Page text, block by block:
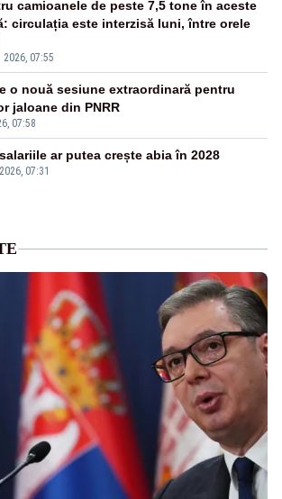
2026, 07:55
camioanele de peste 7,5 tone în aceste
circulația este interzisă luni, între orele
07:58
o nouă sesiune extraordinară pentru
jaloane din PNRR
07:31
ar putea crește abia în 2028